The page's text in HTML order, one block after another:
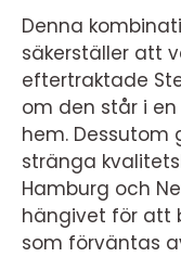
Denna
säkerställer att
eftertraktade
om den står i
hem. Dessutom
stränga
Hamburg och
hängivet för att
som förväntas